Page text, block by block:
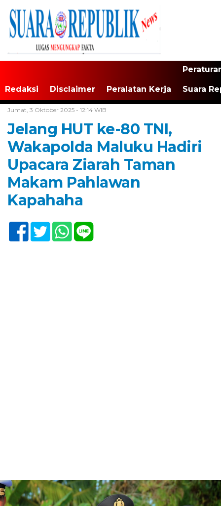
Redaksi Disclaimer Peralatan Kerja Suara
Jumat, 3 Oktober 2025 - 12:14 WIB
Jelang HUT ke-80 TNI,
Wakapolda Maluku Hadiri
Upacara Ziarah Taman
Makam Pahlawan
Kapahaha